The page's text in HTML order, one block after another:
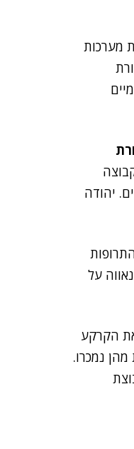
מערכות
יהודה
על
יצרו את הקרקע
נמכרו.
מקבוצת